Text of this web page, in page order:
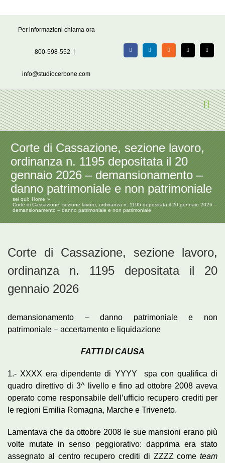
Per informazioni chiama ora
800-598-552
info@studiocerbone.com
FacebookLinkedIn Rss X Email
Corte di Cassazione, sezione lavoro,
ordinanza n. 1195 depositata il 20
gennaio 2026 – demansionamento –
danno patrimoniale e non patrimoniale
sei qui: Home
Corte di Cassazione, sezione lavoro, ordinanza n. 1195 depositata il 20 gennaio 2026 –
demansionamento – danno patrimoniale e non patrimoniale
Corte di Cassazione, sezione lavoro,
ordinanza n. 1195 depositata il 20
gennaio 2026
demansionamento – danno patrimoniale e non
patrimoniale – accertamento e liquidazione
FATTI DI CAUSA
1.- XXXX era dipendente di YYYY spa con qualifica di
quadro direttivo di 3^ livello e fino ad ottobre 2008 aveva
operato come responsabile dell’ufficio recupero crediti per
le regioni Emilia Romagna, Marche e Triveneto.
Lamentava che da ottobre 2008 le sue mansioni erano più
volte mutate in senso peggiorativo: dapprima era stato
assegnato al centro recupero crediti di ZZZZ come team